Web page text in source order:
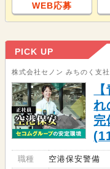
WEB応募
PICK UP
株式会社セノン みちのく支
れ
完
職種 空港保安警備